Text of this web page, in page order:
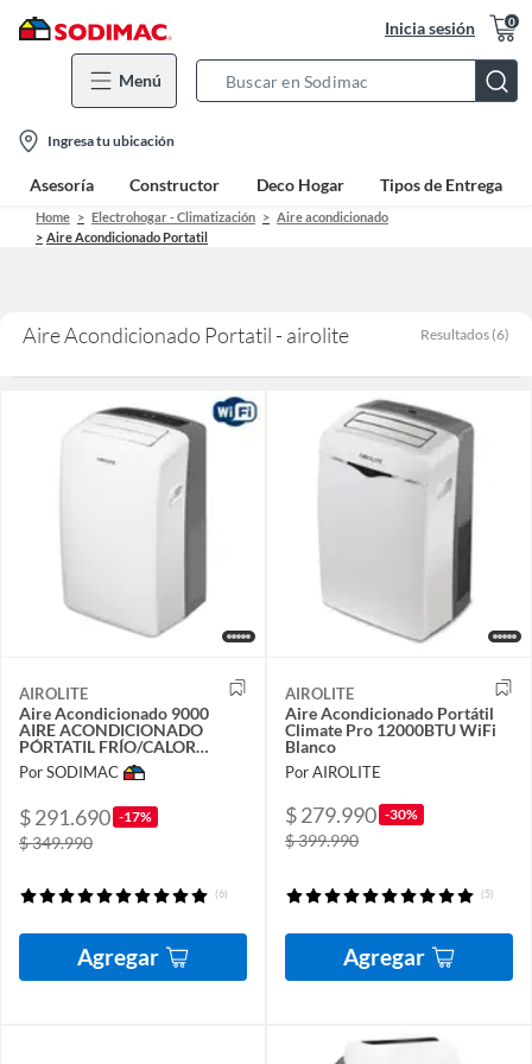
Inicia sesión 0
Menú
Bar
location-
icon
Ingresa tu ubicación
Asesoría Constructor Deco Hogar Tipos de Entrega
Home Electrohogar - Climatización
Aire acondicionado
Aire Acondicionado Portatil
Aire Acondicionado Portatil - airolite Resultados (6)
AIROLITE
Aire Acondicionado 9000
AIRE ACONDICIONADO
PÓRTATIL FRÍO/CALOR
CLIMATE PRO 9000 BTU/h
WIFI
Por SODIMAC
$ 291.690 -17%
$ 349.990
(6)
Agregar
AIROLITE
Aire Acondicionado Portátil
Climate Pro 12000BTU WiFi
Blanco
Por AIROLITE
$ 279.990 -30%
$ 399.990
(5)
Agregar